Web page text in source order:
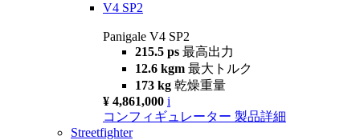
V4 SP2
Panigale V4 SP2
215.5 ps 最高出力
12.6 kgm 最大トルク
173 kg 乾燥重量
¥ 4,861,000 i
コンフィギュレーター 製品詳細
Streetfighter